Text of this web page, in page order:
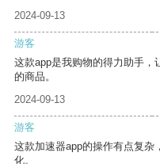
2024-09-13
游客
这款app是我购物的得力助手，
的商品。
2024-09-13
游客
这款加速器app的操作有点复杂
化。